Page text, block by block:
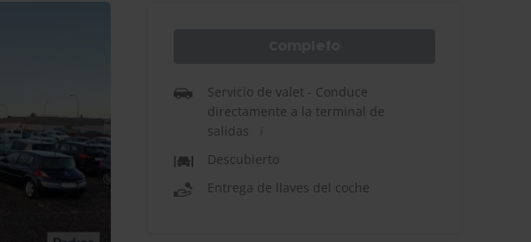
Servicio de valet - Conduce
directamente a la terminal de
salidas
Descubierto
Entrega de llaves del coche